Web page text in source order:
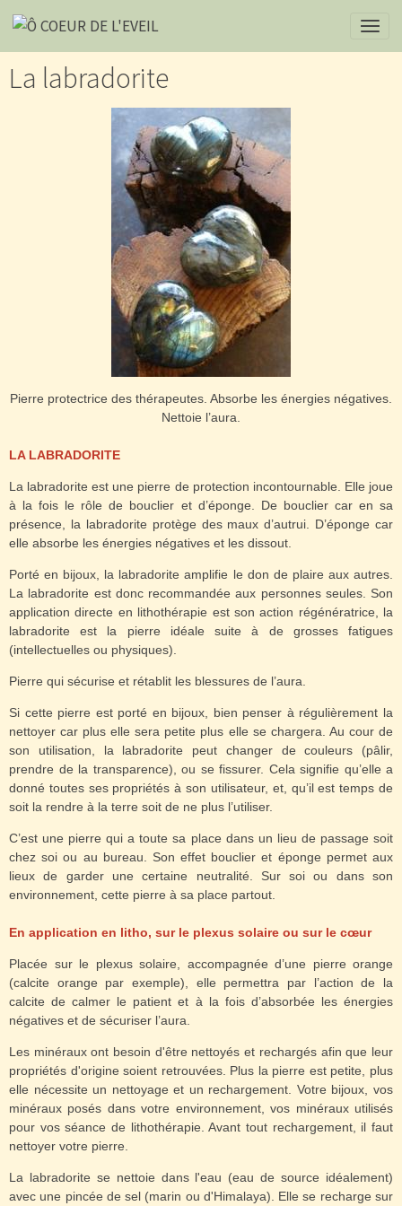
La labradorite
Pierre protectrice des thérapeutes. Absorbe les énergies négatives.
Nettoie l’aura.
LA LABRADORITE
La labradorite est une pierre de protection incontournable. Elle joue
à la fois le rôle de bouclier et d’éponge. De bouclier car en sa
présence, la labradorite protège des maux d’autrui. D’éponge car
elle absorbe les énergies négatives et les dissout.
Porté en bijoux, la labradorite amplifie le don de plaire aux autres.
La labradorite est donc recommandée aux personnes seules. Son
application directe en lithothérapie est son action régénératrice, la
labradorite est la pierre idéale suite à de grosses fatigues
(intellectuelles ou physiques).
Pierre qui sécurise et rétablit les blessures de l’aura.
Si cette pierre est porté en bijoux, bien penser à régulièrement la
nettoyer car plus elle sera petite plus elle se chargera. Au cour de
son utilisation, la labradorite peut changer de couleurs (pâlir,
prendre de la transparence), ou se fissurer. Cela signifie qu’elle a
donné toutes ses propriétés à son utilisateur, et, qu’il est temps de
soit la rendre à la terre soit de ne plus l’utiliser.
C’est une pierre qui a toute sa place dans un lieu de passage soit
chez soi ou au bureau. Son effet bouclier et éponge permet aux
lieux de garder une certaine neutralité. Sur soi ou dans son
environnement, cette pierre à sa place partout.
En application en litho, sur le plexus solaire ou sur le cœur
Placée sur le plexus solaire, accompagnée d’une pierre orange
(calcite orange par exemple), elle permettra par l’action de la
calcite de calmer le patient et à la fois d’absorbée les énergies
négatives et de sécuriser l’aura.
Les minéraux ont besoin d'être nettoyés et rechargés afin que leur
propriétés d'origine soient retrouvées. Plus la pierre est petite, plus
elle nécessite un nettoyage et un rechargement. Votre bijoux, vos
minéraux posés dans votre environnement, vos minéraux utilisés
pour vos séance de lithothérapie. Avant tout rechargement, il faut
nettoyer votre pierre.
La labradorite se nettoie dans l'eau (eau de source idéalement)
avec une pincée de sel (marin ou d'Himalaya). Elle se recharge sur